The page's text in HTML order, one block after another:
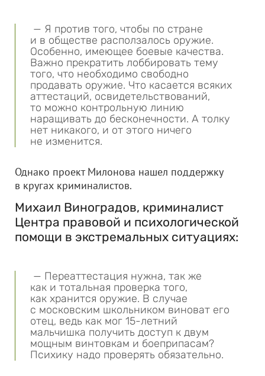
— Я против того, чтобы по стране
и в обществе расползалось оружие.
Особенно, имеющее боевые качества.
Важно прекратить лоббировать тему
того, что необходимо свободно
продавать оружие. Что касается всяких
аттестаций, освидетельствований,
то можно контрольную линию
наращивать до бесконечности. А толку
нет никакого, и от этого ничего
не изменится.
Однако проект Милонова нашел поддержку
в кругах криминалистов.
Михаил Виноградов, криминалист
Центра правовой и психологической
помощи в экстремальных ситуациях:
— Переаттестация нужна, так же
как и тотальная проверка того,
как хранится оружие. В случае
с московским школьником виноват его
отец, ведь как мог 15-летний
мальчишка получить доступ к двум
мощным винтовкам и боеприпасам?
Психику надо проверять обязательно.